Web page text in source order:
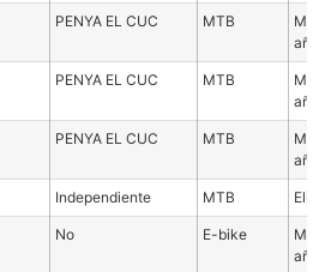
PENYA EL CUC MTB
PENYA EL CUC MTB
PENYA EL CUC MTB
Independiente MTB
No E-bike